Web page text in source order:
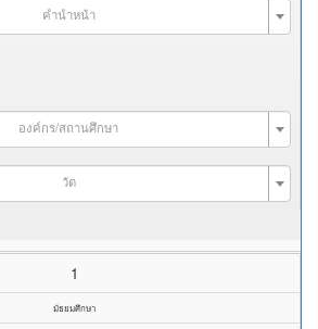
คำนำหน้า
องค์กร/สถานศึกษา
วัด
1
มัธยมศึกษา